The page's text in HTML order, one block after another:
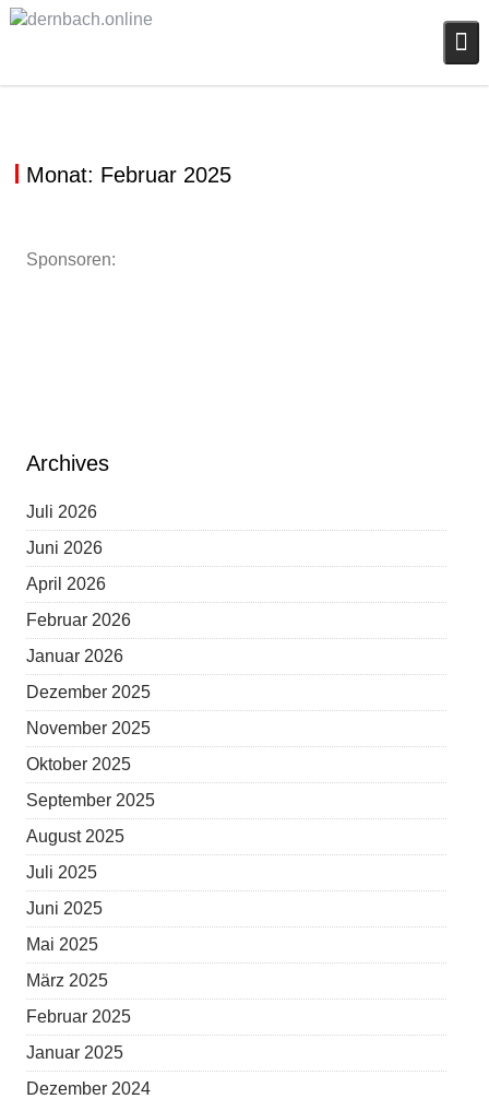
Skip
Monat: Februar 2025
Sponsoren:
Archives
Juli 2026
Juni 2026
April 2026
Februar 2026
Januar 2026
Dezember 2025
November 2025
Oktober 2025
September 2025
August 2025
Juli 2025
Juni 2025
Mai 2025
März 2025
Februar 2025
Januar 2025
Dezember 2024